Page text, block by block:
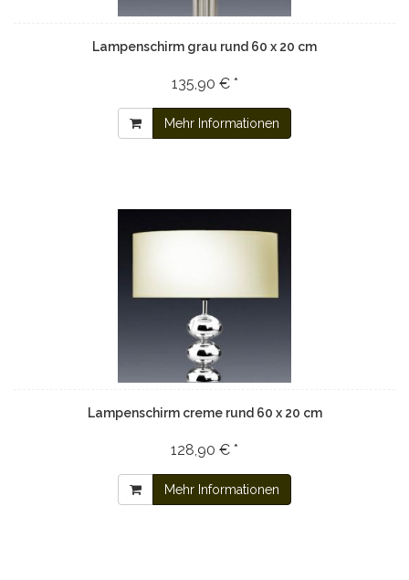
Lampenschirm grau rund 60 x 20 cm
135,90 € *
Mehr Informationen
Lampenschirm creme rund 60 x 20 cm
128,90 € *
Mehr Informationen